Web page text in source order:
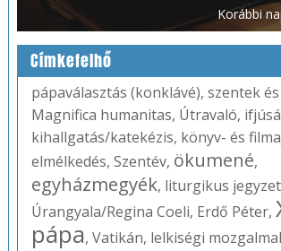
Korábbi
Címkefelhő
pápaválasztás (konklávé), szentek
Magnifica humanitas, Útravaló,
kihallgatás/katekézis, könyv- és
elmélkedés, Szentév, ökumené,
egyházmegyék, liturgikus jegyzet
Úrangyala/Regina Coeli, Erdő Péter,
pápa, Vatikán, lelkiségi